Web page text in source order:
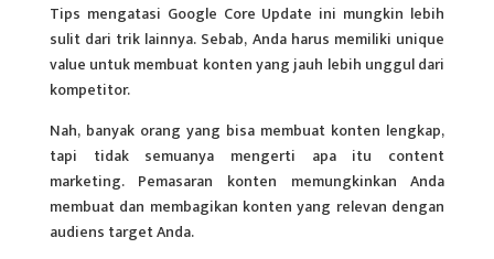
Tips mengatasi Google Core Update ini mungkin lebih
sulit dari trik lainnya. Sebab, Anda harus memiliki unique
value untuk membuat konten yang jauh lebih unggul dari
kompetitor.
Nah, banyak orang yang bisa membuat konten lengkap,
tapi tidak semuanya mengerti apa itu content
marketing. Pemasaran konten memungkinkan Anda
membuat dan membagikan konten yang relevan dengan
audiens target Anda.